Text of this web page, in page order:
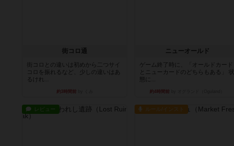
街コロ通
街コロとの違いは初めから二つサイ
コロを振れるなど、少しの違いはあ
るけれ...
約3時間前
ニューオールド
ゲーム終了時に、「オールドカード
とニューカードのどちらもある」 状
態に...
約4時間前
レビュー ルール/インスト